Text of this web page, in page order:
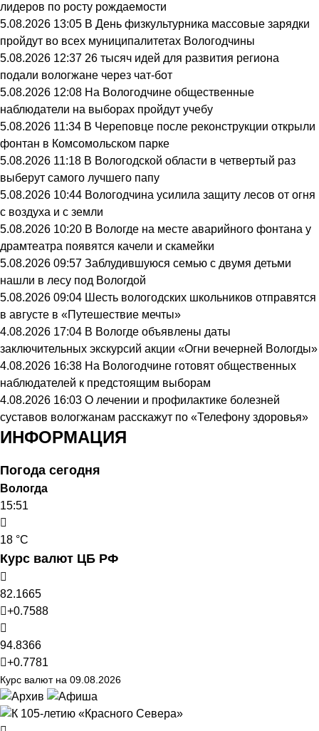
лидеров по росту рождаемости
5.08.2026 13:05 В День физкультурника массовые зарядки
пройдут во всех муниципалитетах Вологодчины
5.08.2026 12:37 26 тысяч идей для развития региона
подали вологжане через чат-бот
5.08.2026 12:08 На Вологодчине общественные
наблюдатели на выборах пройдут учебу
5.08.2026 11:34 В Череповце после реконструкции открыли
фонтан в Комсомольском парке
5.08.2026 11:18 В Вологодской области в четвертый раз
выберут самого лучшего папу
5.08.2026 10:44 Вологодчина усилила защиту лесов от огня
с воздуха и с земли
5.08.2026 10:20 В Вологде на месте аварийного фонтана у
драмтеатра появятся качели и скамейки
5.08.2026 09:57 Заблудившуюся семью с двумя детьми
нашли в лесу под Вологдой
5.08.2026 09:04 Шесть вологодских школьников отправятся
в августе в «Путешествие мечты»
4.08.2026 17:04 В Вологде объявлены даты
заключительных экскурсий акции «Огни вечерней Вологды»
4.08.2026 16:38 На Вологодчине готовят общественных
наблюдателей к предстоящим выборам
4.08.2026 16:03 О лечении и профилактике болезней
суставов вологжанам расскажут по «Телефону здоровья»
ИНФОРМАЦИЯ
Погода сегодня
Вологда
15:51
18 °C
Курс валют ЦБ РФ
82.1665
+0.7588
94.8366
+0.7781
Курс валют на 09.08.2026